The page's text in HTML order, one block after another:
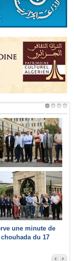
une minute de
du 17